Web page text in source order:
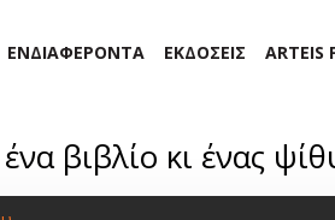
ΕΝΔΙΑΦΕΡΟΝΤΑ ΕΚΔΟΣΕΙΣ ARTEIS
βιβλίο κι ένας